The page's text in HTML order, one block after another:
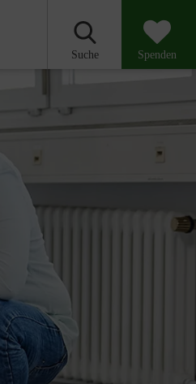
Suche Spenden